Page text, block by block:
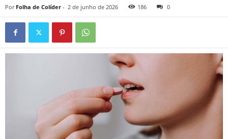
Por Folha de Colíder - 2 de junho de 2026 186 0